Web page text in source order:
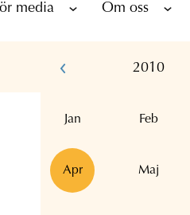
media Om oss
2010
Jan Feb
Apr Maj